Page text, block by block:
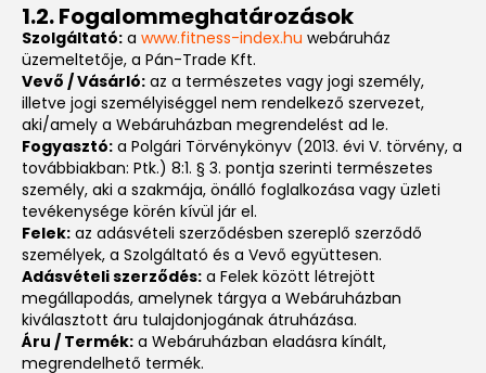
1.2. Fogalommeghatározások
Szolgáltató: a www.fitness-index.hu webáruház
üzemeltetője, a Pán-Trade Kft.
Vevő / Vásárló: az a természetes vagy jogi személy,
illetve jogi személyiséggel nem rendelkező szervezet,
aki/amely a Webáruházban megrendelést ad le.
Fogyasztó: a Polgári Törvénykönyv (2013. évi V. törvény, a
továbbiakban: Ptk.) 8:1. § 3. pontja szerinti természetes
személy, aki a szakmája, önálló foglalkozása vagy üzleti
tevékenysége körén kívül jár el.
Felek: az adásvételi szerződésben szereplő szerződő
személyek, a Szolgáltató és a Vevő együttesen.
Adásvételi szerződés: a Felek között létrejött
megállapodás, amelynek tárgya a Webáruházban
kiválasztott áru tulajdonjogának átruházása.
Áru / Termék: a Webáruházban eladásra kínált,
megrendelhető termék.